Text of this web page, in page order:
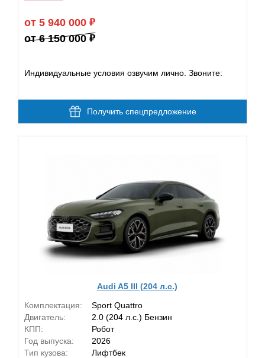
от 5 940 000
от 6 150 000
Индивидуальные условия озвучим лично. Звоните:
Получить спецпредложение
Audi A5 III (204 л.с.)
Комплектация:
Sport Quattro
Двигатель:
2.0 (204 л.с.) Бензин
КПП:
Робот
Год выпуска:
2026
Тип кузова:
Лифтбек